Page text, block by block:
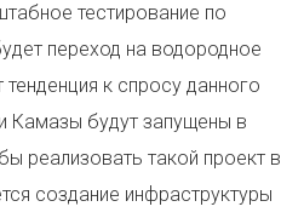
тестирование по
переход на водородное
к спросу данного
Камазы будут запущены в
реализовать такой проект в
создание инфраструктуры